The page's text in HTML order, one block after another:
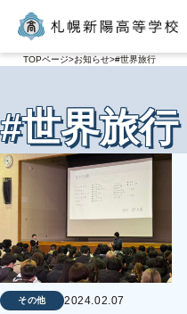
TOPページ お知らせ #世界旅行
#世界旅行
その他 2024.02.07